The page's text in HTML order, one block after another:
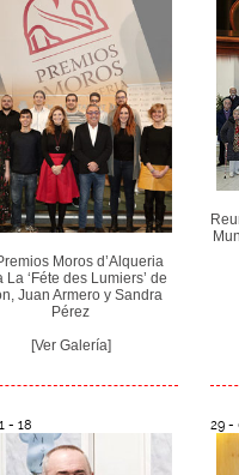
Moros d’Alqueria
La ‘Féte des Lumiers’ de
Juan Armero y Sandra
Pérez
[Ver Galería]
- 18 29 -